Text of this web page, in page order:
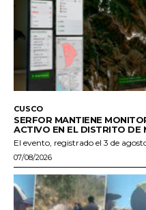
CUSCO
SERFOR MANTIENE
ACTIVO EN EL DISTRITO DE
El evento, registrado el 3 de
07/08/2026